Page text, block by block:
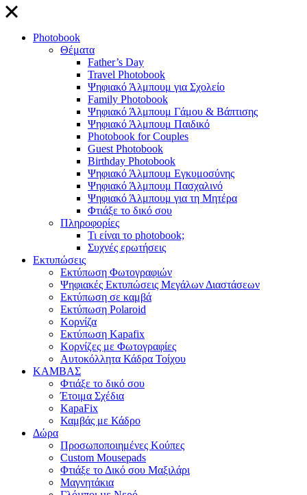
close
Photobook
Θέματα
Father’s Day
Travel Photobook
Ψηφιακό Άλμπουμ για Σχολείο
Family Photobook
Ψηφιακό Άλμπουμ Γάμου & Βάπτισης
Ψηφιακό Άλμπουμ Παιδικό
Photobook for Couples
Guest Photobook
Birthday Photobook
Ψηφιακό Άλμπουμ Εγκυμοσύνης
Ψηφιακό Άλμπουμ Πασχαλινό
Ψηφιακό Άλμπουμ για τη Μητέρα
Φτιάξε το δικό σου
Πληροφορίες
Τι είναι το photobook;
Συχνές ερωτήσεις
Εκτυπώσεις
Εκτύπωση Φωτογραφιών
Ψηφιακές Εκτυπώσεις Μεγάλων Διαστάσεων
Εκτύπωση σε καμβά
Εκτύπωση Polaroid
Κορνίζα
Εκτύπωση Kapafix
Κορνίζες με Φωτογραφίες
Αυτοκόλλητα Κάδρα Τοίχου
ΚΑΜΒΑΣ
Φτιάξε το δικό σου
Έτοιμα Σχέδια
KapaFix
Καμβάς με Κάδρο
Δώρα
Προσωποποιημένες Κούπες
Custom Mousepads
Φτιάξε το Δικό σου Μαξιλάρι
Μαγνητάκια